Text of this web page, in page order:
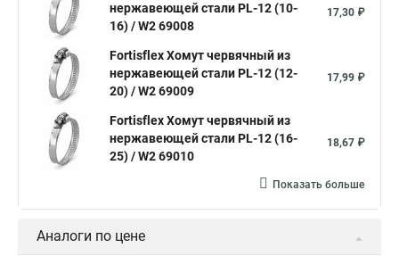
Хомут червячный norma Хомут 80 Хомут от протечки
Окпд 2 хомуты
Хомут нержавеющая сталь купить Тяговой хомут
Хомуты металлические для кабеля крепления
Хомут 20 цена
Хомут на кабель канал Хомуты на кислородные шланги
Многоразовый хомут пластиковый с защелкой
нержавеющей стали PL-12 (10-
16) / W2 69008
17,30 ₽
Fortisflex Хомут червячный из
нержавеющей стали PL-12 (12-
20) / W2 69009
17,99 ₽
Fortisflex Хомут червячный из
нержавеющей стали PL-12 (16-
25) / W2 69010
18,67 ₽
Показать больше
Аналоги по цене